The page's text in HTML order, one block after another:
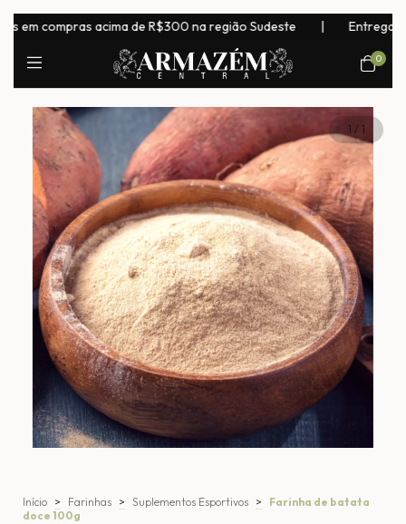
compras acima de R$300 na região Sudeste | Entrega para
0
1 / 1
Início > Farinhas > Suplementos Esportivos >
Farinha de batata
doce 100g